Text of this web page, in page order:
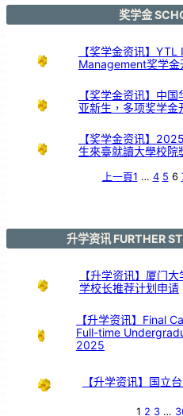
大
演
奖学金
【奖学金资讯】
Management奖学金
【奖学金资讯】中
亚新生，多项奖学金
【奖学金资讯】
生來臺就讀大學校院
上一頁1 … 4 5 6
升学资讯 FURTHER
【升学资讯】厦门
学校长推荐计划申请
【升学资讯】Final
Full-time
2025
【升学资讯】国立
1 2 3 …